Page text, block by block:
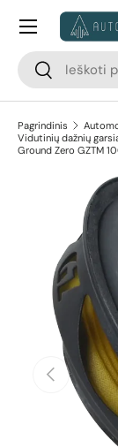
Pereiti prie
Paieška
Paieška
Meniu
Pagrindinis
Vidutinių dažnių
Ground Zero GZTM
Pereiti
Ankstesnis